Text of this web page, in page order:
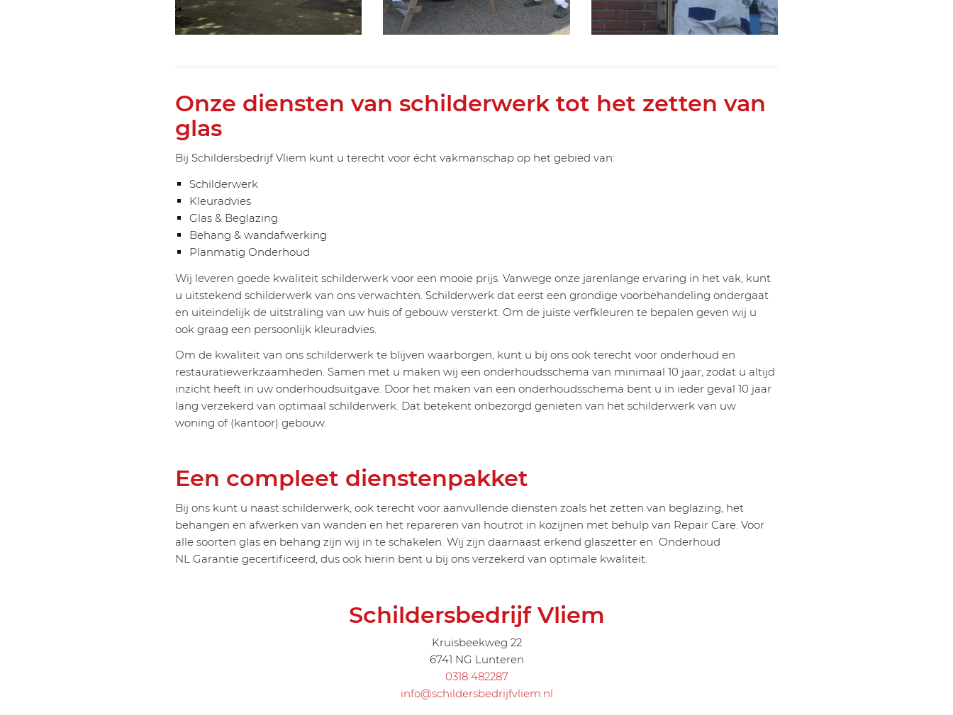
Onze diensten van schilderwerk tot het zetten van
glas
Bij Schildersbedrijf Vliem kunt u terecht voor écht vakmanschap op het gebied van:
Schilderwerk
Kleuradvies
Glas & Beglazing
Behang & wandafwerking
Planmatig Onderhoud
Wij leveren goede kwaliteit schilderwerk voor een mooie prijs. Vanwege onze jarenlange ervaring in het vak, kunt
u uitstekend schilderwerk van ons verwachten. Schilderwerk dat eerst een grondige voorbehandeling ondergaat
en uiteindelijk de uitstraling van uw huis of gebouw versterkt. Om de juiste verfkleuren te bepalen geven wij u
ook graag een persoonlijk kleuradvies.
Om de kwaliteit van ons schilderwerk te blijven waarborgen, kunt u bij ons ook terecht voor onderhoud en
restauratiewerkzaamheden. Samen met u maken wij een onderhoudsschema van minimaal 10 jaar, zodat u altijd
inzicht heeft in uw onderhoudsuitgave. Door het maken van een onderhoudsschema bent u in ieder geval 10 jaar
lang verzekerd van optimaal schilderwerk. Dat betekent onbezorgd genieten van het schilderwerk van uw
woning of (kantoor) gebouw.
Een compleet dienstenpakket
Bij ons kunt u naast schilderwerk, ook terecht voor aanvullende diensten zoals het zetten van beglazing, het
behangen en afwerken van wanden en het repareren van houtrot in kozijnen met behulp van Repair Care. Voor
alle soorten glas en behang zijn wij in te schakelen. Wij zijn daarnaast erkend glaszetter en Onderhoud
NL Garantie gecertificeerd, dus ook hierin bent u bij ons verzekerd van optimale kwaliteit.
Schildersbedrijf Vliem
Kruisbeekweg 22
6741 NG Lunteren
0318 482287
info@schildersbedrijfvliem.nl